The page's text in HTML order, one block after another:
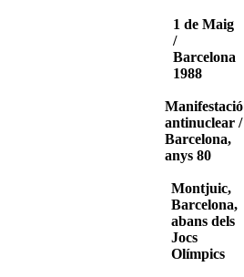
1 de Maig
/
Barcelona
1988
Manifestació
antinuclear /
Barcelona,
anys 80
Montjuic,
Barcelona,
abans dels
Jocs
Olímpics